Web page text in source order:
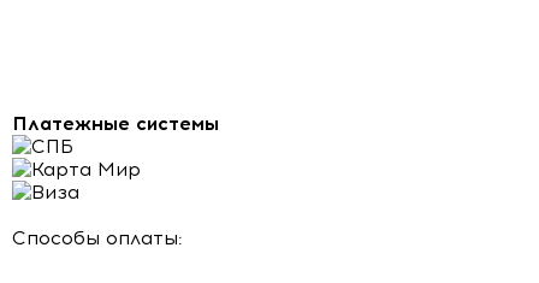
Платежные системы
Способы оплаты: